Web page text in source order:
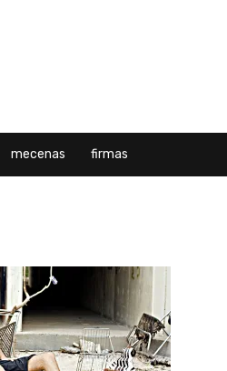
mecenas firmas